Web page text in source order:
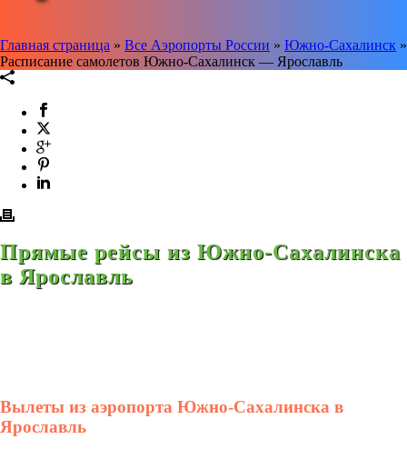
Главная страница » Все Аэропорты России » Южно-Сахалинск »
Расписание самолетов Южно-Сахалинск — Ярославль
Прямые рейсы из Южно-Сахалинска
в Ярославль
Вылеты из аэропорта Южно-Сахалинска в
Ярославль